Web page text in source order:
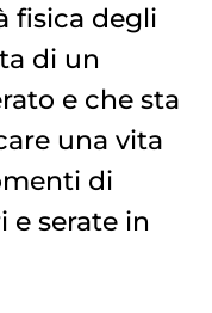
fisica degli
di un
e che sta
una vita
di
e serate in